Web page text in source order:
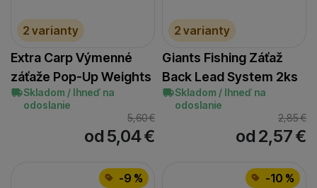
2 varianty
Extra Carp Výmenné
záťaže Pop-Up Weights
Skladom / Ihneď na
odoslanie
5,60€
od 5,04€
2 varianty
Giants Fishing Záťaž
Back Lead System 2ks
Skladom / Ihneď na
odoslanie
2,85€
od 2,57€
-9 % -10 %